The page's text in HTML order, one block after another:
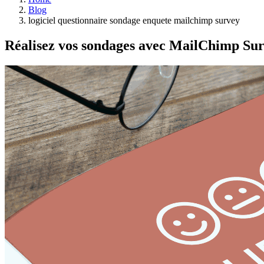
Blog
logiciel questionnaire sondage enquete mailchimp survey
Réalisez vos sondages avec MailChimp